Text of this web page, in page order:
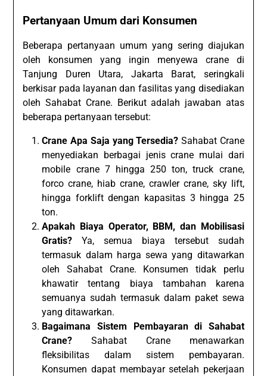
Pertanyaan Umum dari Konsumen
Beberapa pertanyaan umum yang sering diajukan
oleh konsumen yang ingin menyewa crane di
Tanjung Duren Utara, Jakarta Barat, seringkali
berkisar pada layanan dan fasilitas yang disediakan
oleh Sahabat Crane. Berikut adalah jawaban atas
beberapa pertanyaan tersebut:
Crane Apa Saja yang Tersedia? Sahabat Crane
menyediakan berbagai jenis crane mulai dari
mobile crane 7 hingga 250 ton, truck crane,
forco crane, hiab crane, crawler crane, sky lift,
hingga forklift dengan kapasitas 3 hingga 25
ton.
Apakah Biaya Operator, BBM, dan Mobilisasi
Gratis? Ya, semua biaya tersebut sudah
termasuk dalam harga sewa yang ditawarkan
oleh Sahabat Crane. Konsumen tidak perlu
khawatir tentang biaya tambahan karena
semuanya sudah termasuk dalam paket sewa
yang ditawarkan.
Bagaimana Sistem Pembayaran di Sahabat
Crane? Sahabat Crane menawarkan
fleksibilitas dalam sistem pembayaran.
Konsumen dapat membayar setelah pekerjaan